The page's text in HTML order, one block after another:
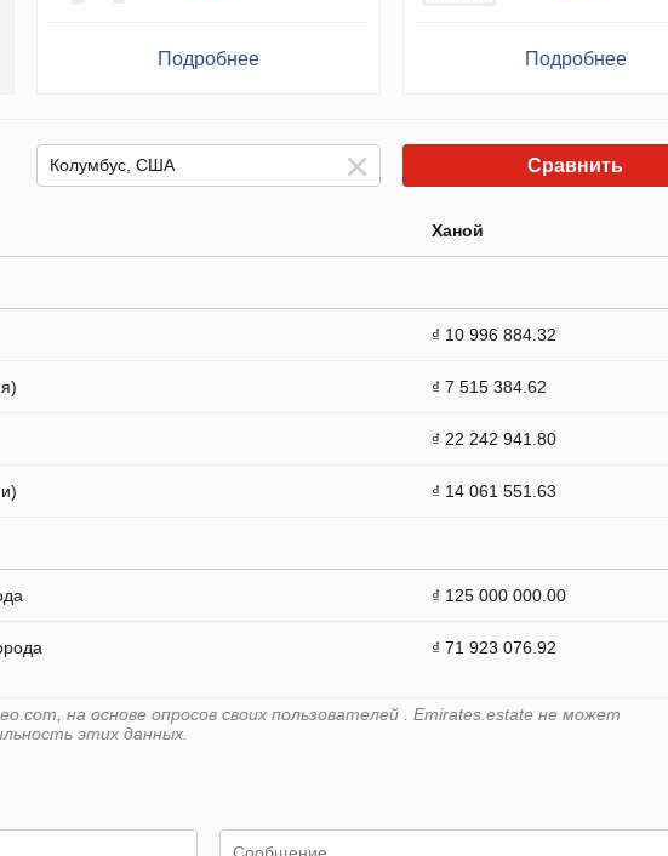
Подробнее Подробнее
Сравнить
Ханой
₫ 10 996 884.32
₫ 7 515 384.62
₫ 22 242 941.80
₫ 14 061 551.63
₫ 125 000 000.00
₫ 71 923 076.92
на основе опросов своих пользователей . Emirates.estate не может
этих данных.